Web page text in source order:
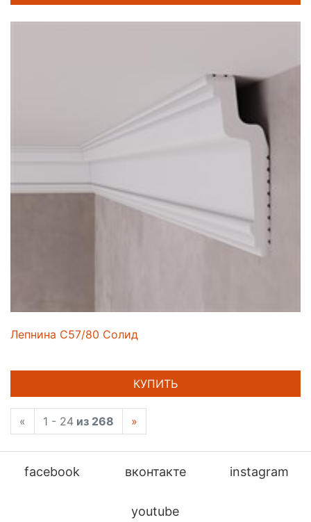
Лепнина C57/80 Солид
КУПИТЬ
« 1 - 24 из 268 »
facebook вконтакте instagram
youtube